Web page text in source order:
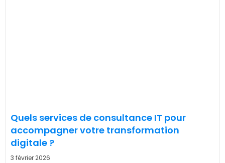
Quels services de consultance IT pour
accompagner votre transformation
digitale ?
3 février 2026